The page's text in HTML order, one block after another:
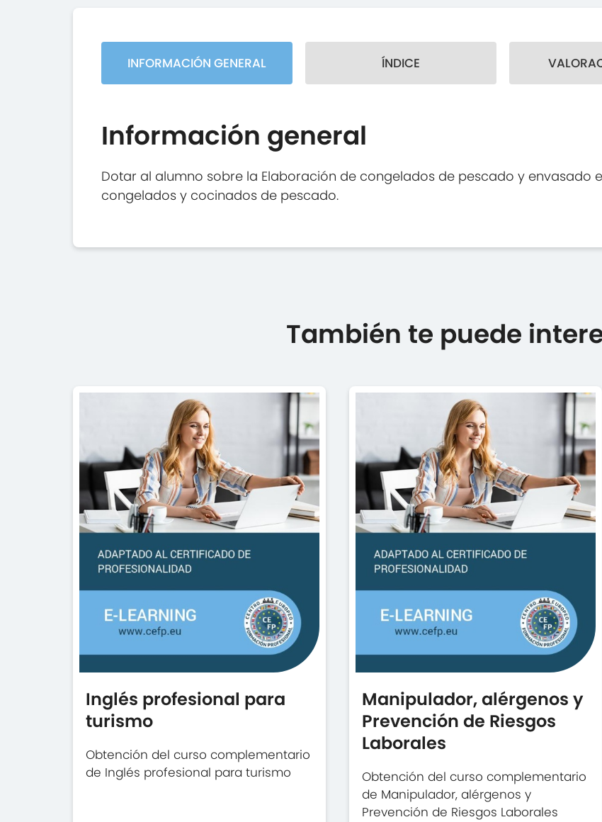
INFORMACIÓN GENERAL ÍNDICE
Información general
Dotar al alumno sobre la Elaboración de congelados de pescado y envasado
congelados y cocinados de pescado.
También te puede
Inglés profesional para
turismo
Obtención del curso complementario
de Inglés profesional para turismo
Manipulador, alérgenos y
Prevención de Riesgos
Laborales
Obtención del curso complementario
de Manipulador, alérgenos y
Prevención de Riesgos Laborales